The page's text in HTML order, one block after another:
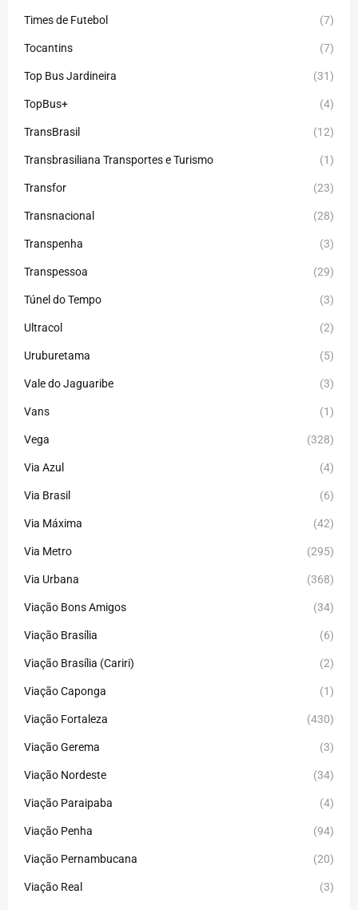
Times de Futebol (7)
Tocantins (7)
Top Bus Jardineira (31)
TopBus+ (4)
TransBrasil (12)
Transbrasiliana Transportes e Turismo (1)
Transfor (23)
Transnacional (28)
Transpenha (3)
Transpessoa (29)
Túnel do Tempo (3)
Ultracol (2)
Uruburetama (5)
Vale do Jaguaribe (3)
Vans (1)
Vega (328)
Via Azul (4)
Via Brasil (6)
Via Máxima (42)
Via Metro (295)
Via Urbana (368)
Viação Bons Amigos (34)
Viação Brasília (6)
Viação Brasília (Cariri) (2)
Viação Caponga (1)
Viação Fortaleza (430)
Viação Gerema (3)
Viação Nordeste (34)
Viação Paraipaba (4)
Viação Penha (94)
Viação Pernambucana (20)
Viação Real (3)